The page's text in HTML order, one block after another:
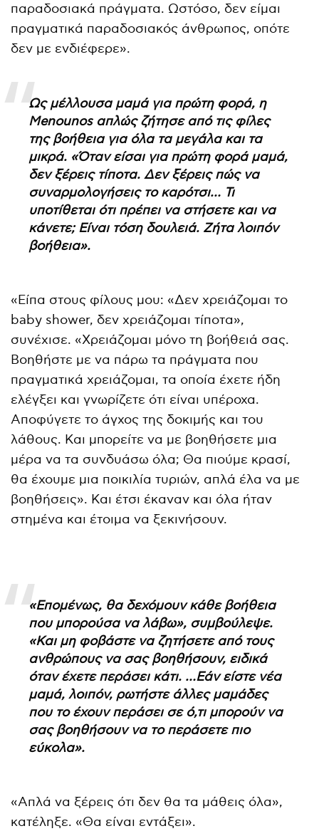
παραδοσιακά πράγματα. Ωστόσο, δεν είμαι
πραγματικά παραδοσιακός άνθρωπος, οπότε
δεν με ενδιέφερε».
Ως μέλλουσα μαμά για πρώτη φορά, η
Menounos απλώς ζήτησε από τις φίλες
της βοήθεια για όλα τα μεγάλα και τα
μικρά. «Όταν είσαι για πρώτη φορά μαμά,
δεν ξέρεις τίποτα. Δεν ξέρεις πώς να
συναρμολογήσεις το καρότσι… Τι
υποτίθεται ότι πρέπει να στήσετε και να
κάνετε; Είναι τόση δουλειά. Ζήτα λοιπόν
βοήθεια».
«Είπα στους φίλους μου: «Δεν χρειάζομαι το
baby shower, δεν χρειάζομαι τίποτα»,
συνέχισε. «Χρειάζομαι μόνο τη βοήθειά σας.
Βοηθήστε με να πάρω τα πράγματα που
πραγματικά χρειάζομαι, τα οποία έχετε ήδη
ελέγξει και γνωρίζετε ότι είναι υπέροχα.
Αποφύγετε το άγχος της δοκιμής και του
λάθους. Και μπορείτε να με βοηθήσετε μια
μέρα να τα συνδυάσω όλα; Θα πιούμε κρασί,
θα έχουμε μια ποικιλία τυριών, απλά έλα να με
βοηθήσεις». Και έτσι έκαναν και όλα ήταν
στημένα και έτοιμα να ξεκινήσουν.
«Επομένως, θα δεχόμουν κάθε βοήθεια
που μπορούσα να λάβω», συμβούλεψε.
«Και μη φοβάστε να ζητήσετε από τους
ανθρώπους να σας βοηθήσουν, ειδικά
όταν έχετε περάσει κάτι. …Εάν είστε νέα
μαμά, λοιπόν, ρωτήστε άλλες μαμάδες
που το έχουν περάσει σε ό,τι μπορούν να
σας βοηθήσουν να το περάσετε πιο
εύκολα».
«Απλά να ξέρεις ότι δεν θα τα μάθεις όλα»,
κατέληξε. «Θα είναι εντάξει».